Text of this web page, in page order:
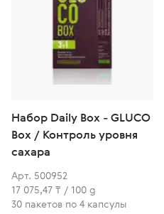
Набор Daily Box - GLUCO
Box / Контроль уровня
сахара
Арт. 500952
17 075,47 ₸ / 100 g
30 пакетов по 4 капсулы